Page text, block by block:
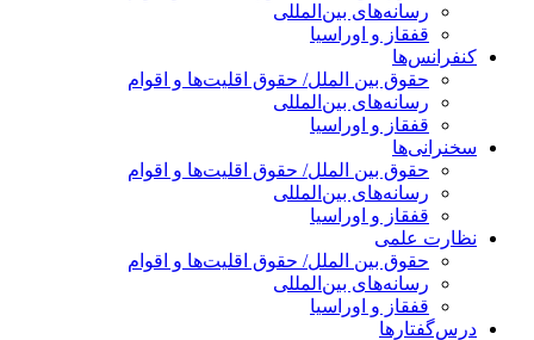
رسانه‌های بین‌المللی
قفقاز و اوراسیا
کنفرانس‌ها
حقوق بین الملل/ حقوق اقلیت‌ها و اقوام
رسانه‌های بین‌المللی
قفقاز و اوراسیا
سخنرانی‌ها
حقوق بین الملل/ حقوق اقلیت‌ها و اقوام
رسانه‌های بین‌المللی
قفقاز و اوراسیا
نظارت علمی
حقوق بین الملل/ حقوق اقلیت‌ها و اقوام
رسانه‌های بین‌المللی
قفقاز و اوراسیا
درس‌گفتارها